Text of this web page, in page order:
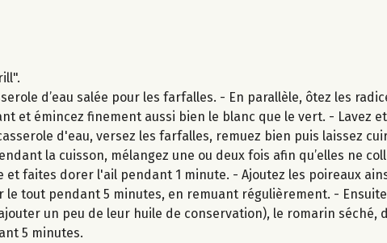
d’eau salée pour les farfalles. - En parallèle, ôtez les
et émincez finement aussi bien le blanc que le vert. - Lavez
d'eau, versez les farfalles, remuez bien puis laissez
la cuisson, mélangez une ou deux fois afin qu’elles ne
et faites dorer l'ail pendant 1 minute. - Ajoutez les poireaux
tout pendant 5 minutes, en remuant régulièrement. -
un peu de leur huile de conservation), le romarin séché,
5 minutes.